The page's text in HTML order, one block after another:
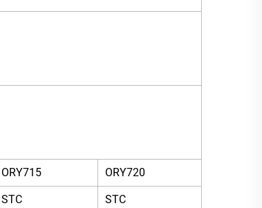
ORY715 ORY720
STC STC